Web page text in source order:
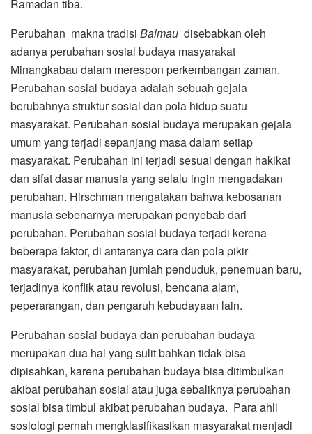
Ramadan tiba.
Perubahan makna tradisi Balmau disebabkan oleh
adanya perubahan sosial budaya masyarakat
Minangkabau dalam merespon perkembangan zaman.
Perubahan sosial budaya adalah sebuah gejala
berubahnya struktur sosial dan pola hidup suatu
masyarakat. Perubahan sosial budaya merupakan gejala
umum yang terjadi sepanjang masa dalam setiap
masyarakat. Perubahan ini terjadi sesuai dengan hakikat
dan sifat dasar manusia yang selalu ingin mengadakan
perubahan. Hirschman mengatakan bahwa kebosanan
manusia sebenarnya merupakan penyebab dari
perubahan. Perubahan sosial budaya terjadi kerena
beberapa faktor, di antaranya cara dan pola pikir
masyarakat, perubahan jumlah penduduk, penemuan baru,
terjadinya konflik atau revolusi, bencana alam,
peperarangan, dan pengaruh kebudayaan lain.
Perubahan sosial budaya dan perubahan budaya
merupakan dua hal yang sulit bahkan tidak bisa
dipisahkan, karena perubahan budaya bisa ditimbulkan
akibat perubahan sosial atau juga sebaliknya perubahan
sosial bisa timbul akibat perubahan budaya. Para ahli
sosiologi pernah mengklasifikasikan masyarakat menjadi